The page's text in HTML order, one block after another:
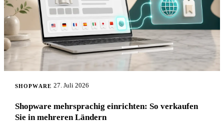
SHOPWARE 27. Juli 2026
Shopware mehrsprachig einrichten: So verkaufen
Sie in mehreren Ländern